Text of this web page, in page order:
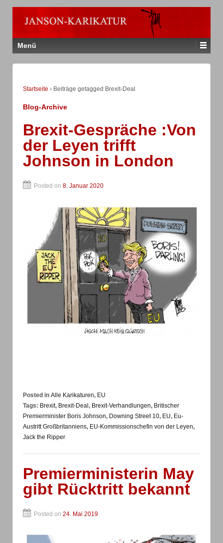
Menü
Startseite › Beiträge getagged Brexit-Deal
Blog-Archive
Brexit-Gespräche :Von
der Leyen trifft
Johnson in London
Posted on 8. Januar 2020
Posted in Alle Karikaturen, EU
Tags: Brexit, Brexit-Deal, Brexit-Verhandlungen, Britischer
Premierminister Boris Johnson, Downing Street 10, EU, Eu-
Austritt Großbritanniens, EU-Kommissionschefin von der Leyen,
Jack the Ripper
Premierministerin May
gibt Rücktritt bekannt
Posted on 24. Mai 2019